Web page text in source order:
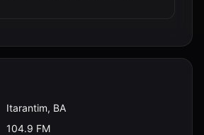
Itarantim, BA
104.9 FM